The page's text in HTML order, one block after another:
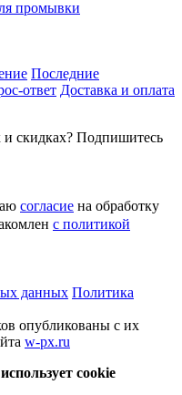
промывки
Последние
ответ Доставка и оплата
и скидках? Подпишитесь
согласие на обработку
с политикой
данных Политика
опубликованы с их
w-px.ru
cookie